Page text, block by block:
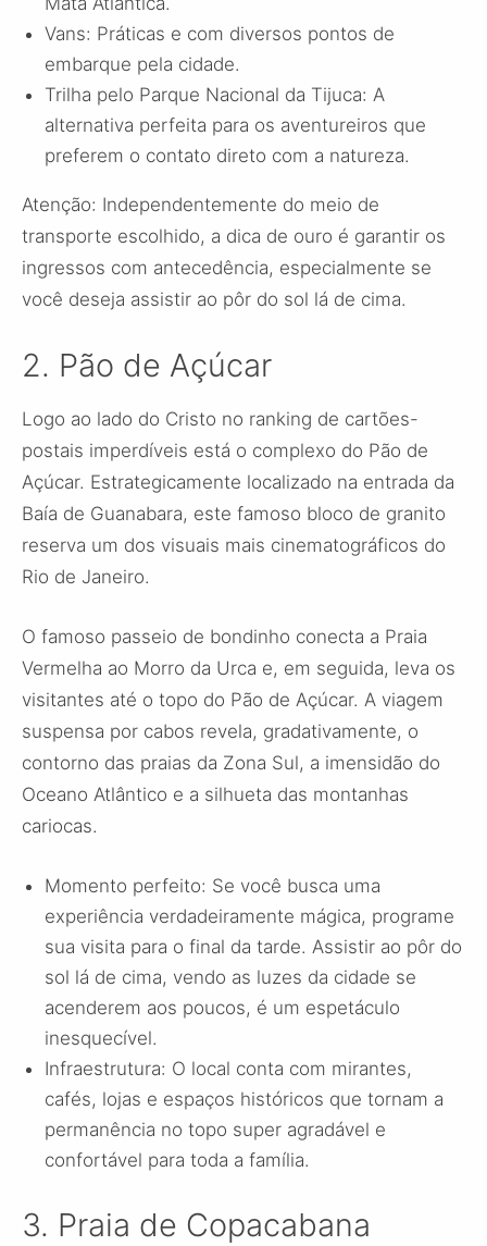
Vans: Práticas e com diversos pontos de
embarque pela cidade.
Trilha pelo Parque Nacional da Tijuca: A
alternativa perfeita para os aventureiros que
preferem o contato direto com a natureza.
Atenção: Independentemente do meio de
transporte escolhido, a dica de ouro é garantir os
ingressos com antecedência, especialmente se
você deseja assistir ao pôr do sol lá de cima.
2. Pão de Açúcar
Logo ao lado do Cristo no ranking de cartões-
postais imperdíveis está o complexo do Pão de
Açúcar. Estrategicamente localizado na entrada da
Baía de Guanabara, este famoso bloco de granito
reserva um dos visuais mais cinematográficos do
Rio de Janeiro.
O famoso passeio de bondinho conecta a Praia
Vermelha ao Morro da Urca e, em seguida, leva os
visitantes até o topo do Pão de Açúcar. A viagem
suspensa por cabos revela, gradativamente, o
contorno das praias da Zona Sul, a imensidão do
Oceano Atlântico e a silhueta das montanhas
cariocas.
Momento perfeito: Se você busca uma
experiência verdadeiramente mágica, programe
sua visita para o final da tarde. Assistir ao pôr do
sol lá de cima, vendo as luzes da cidade se
acenderem aos poucos, é um espetáculo
inesquecível.
Infraestrutura: O local conta com mirantes,
cafés, lojas e espaços históricos que tornam a
permanência no topo super agradável e
confortável para toda a família.
3. Praia de Copacabana